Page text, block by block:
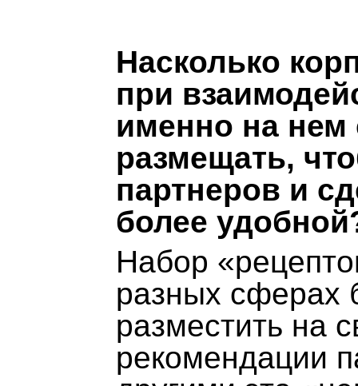
Насколько
при
именно на нем
размещать,
партнеров и
более
Набор
разных сферах
разместить на
рекомендации